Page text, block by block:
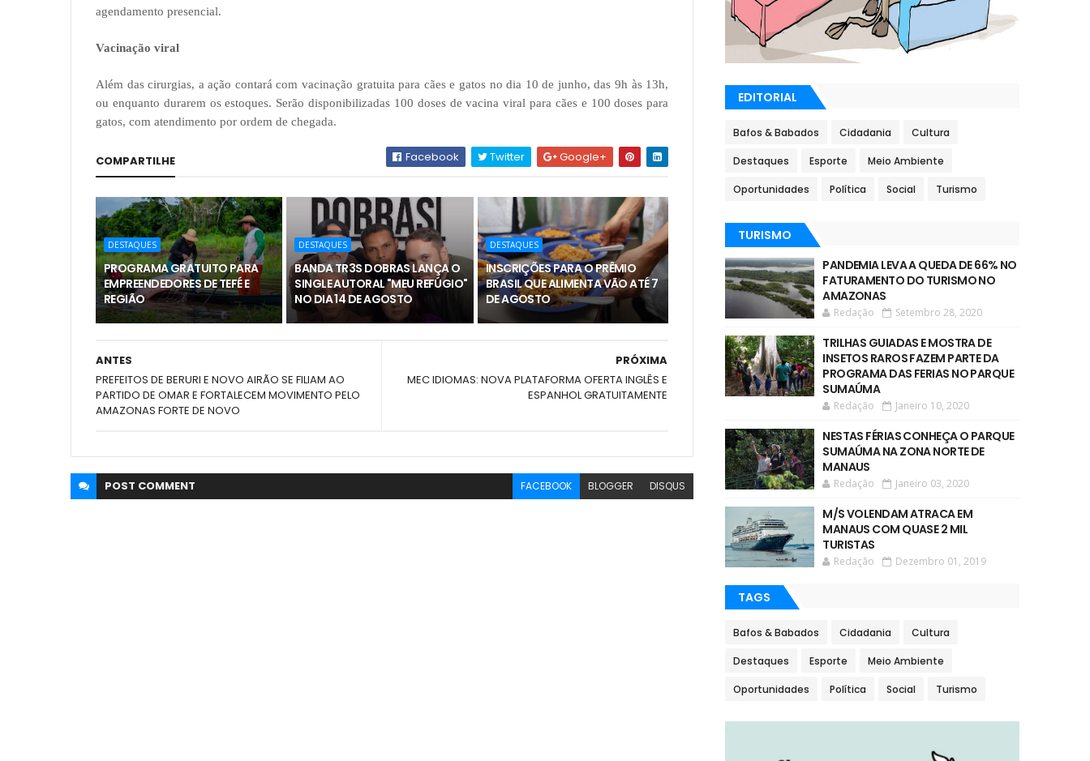
agendamento presencial.
Vacinação viral
Além das cirurgias, a ação contará com vacinação gratuita para cães e gatos no dia 10 de junho, das 9h às 13h,
ou enquanto durarem os estoques. Serão disponibilizadas 100 doses de vacina viral para cães e 100 doses para
gatos, com atendimento por ordem de chegada.
COMPARTILHE Facebook Twitter Google+
DESTAQUES
PROGRAMA GRATUITO PARA
EMPREENDEDORES DE TEFÉ E
REGIÃO
DESTAQUES
BANDA TR3S DOBRAS LANÇA O
SINGLE AUTORAL "MEU REFÚGIO"
NO DIA 14 DE AGOSTO
DESTAQUES
INSCRIÇÕES PARA O PRÊMIO
BRASIL QUE ALIMENTA VÃO ATÉ 7
DE AGOSTO
PRÓXIMA
MEC IDIOMAS: NOVA PLATAFORMA OFERTA INGLÊS E
ESPANHOL GRATUITAMENTE
ANTES
PREFEITOS DE BERURI E NOVO AIRÃO SE FILIAM AO
PARTIDO DE OMAR E FORTALECEM MOVIMENTO PELO
AMAZONAS FORTE DE NOVO
POST COMMENT FACEBOOK BLOGGER DISQUS
EDITORIAL
Bafos & Babados Cidadania Cultura
Destaques Esporte Meio Ambiente
Oportunidades Política Social Turismo
TURISMO
PANDEMIA LEVA A QUEDA DE 66% NO
FATURAMENTO DO TURISMO NO
AMAZONAS
Redação Setembro 28, 2020
TRILHAS GUIADAS E MOSTRA DE
INSETOS RAROS FAZEM PARTE DA
PROGRAMA DAS FERIAS NO PARQUE
SUMAÚMA
Redação Janeiro 10, 2020
NESTAS FÉRIAS CONHEÇA O PARQUE
SUMAÚMA NA ZONA NORTE DE
MANAUS
Redação Janeiro 03, 2020
M/S VOLENDAM ATRACA EM
MANAUS COM QUASE 2 MIL
TURISTAS
Redação Dezembro 01, 2019
TAGS
Bafos & Babados Cidadania Cultura
Destaques Esporte Meio Ambiente
Oportunidades Política Social Turismo